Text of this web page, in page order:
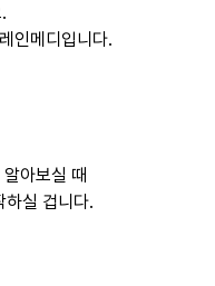
인메디입니다.
아보실 때
하실 겁니다.